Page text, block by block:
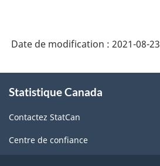
Date de modification : 2021-08-23
propos
ce
site
Statistique Canada
Contactez StatCan
Centre de confiance